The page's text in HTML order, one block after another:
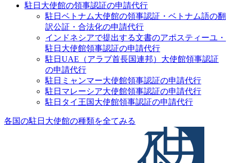
駐日大使館の領事認証の申請代行
駐日ベトナム大使館の領事認証・ベトナム語の翻
訳公証・合法化の申請代行
インドネシアで提出する文書のアポスティーユ・
駐日大使館領事認証の申請代行
駐日UAE（アラブ首長国連邦）大使館領事認証
の申請代行
駐日ミャンマー大使館領事認証の申請代行
駐日マレーシア大使館領事認証の申請代行
駐日タイ王国大使館領事認証の申請代行
各国の駐日大使館の種類を全てみる